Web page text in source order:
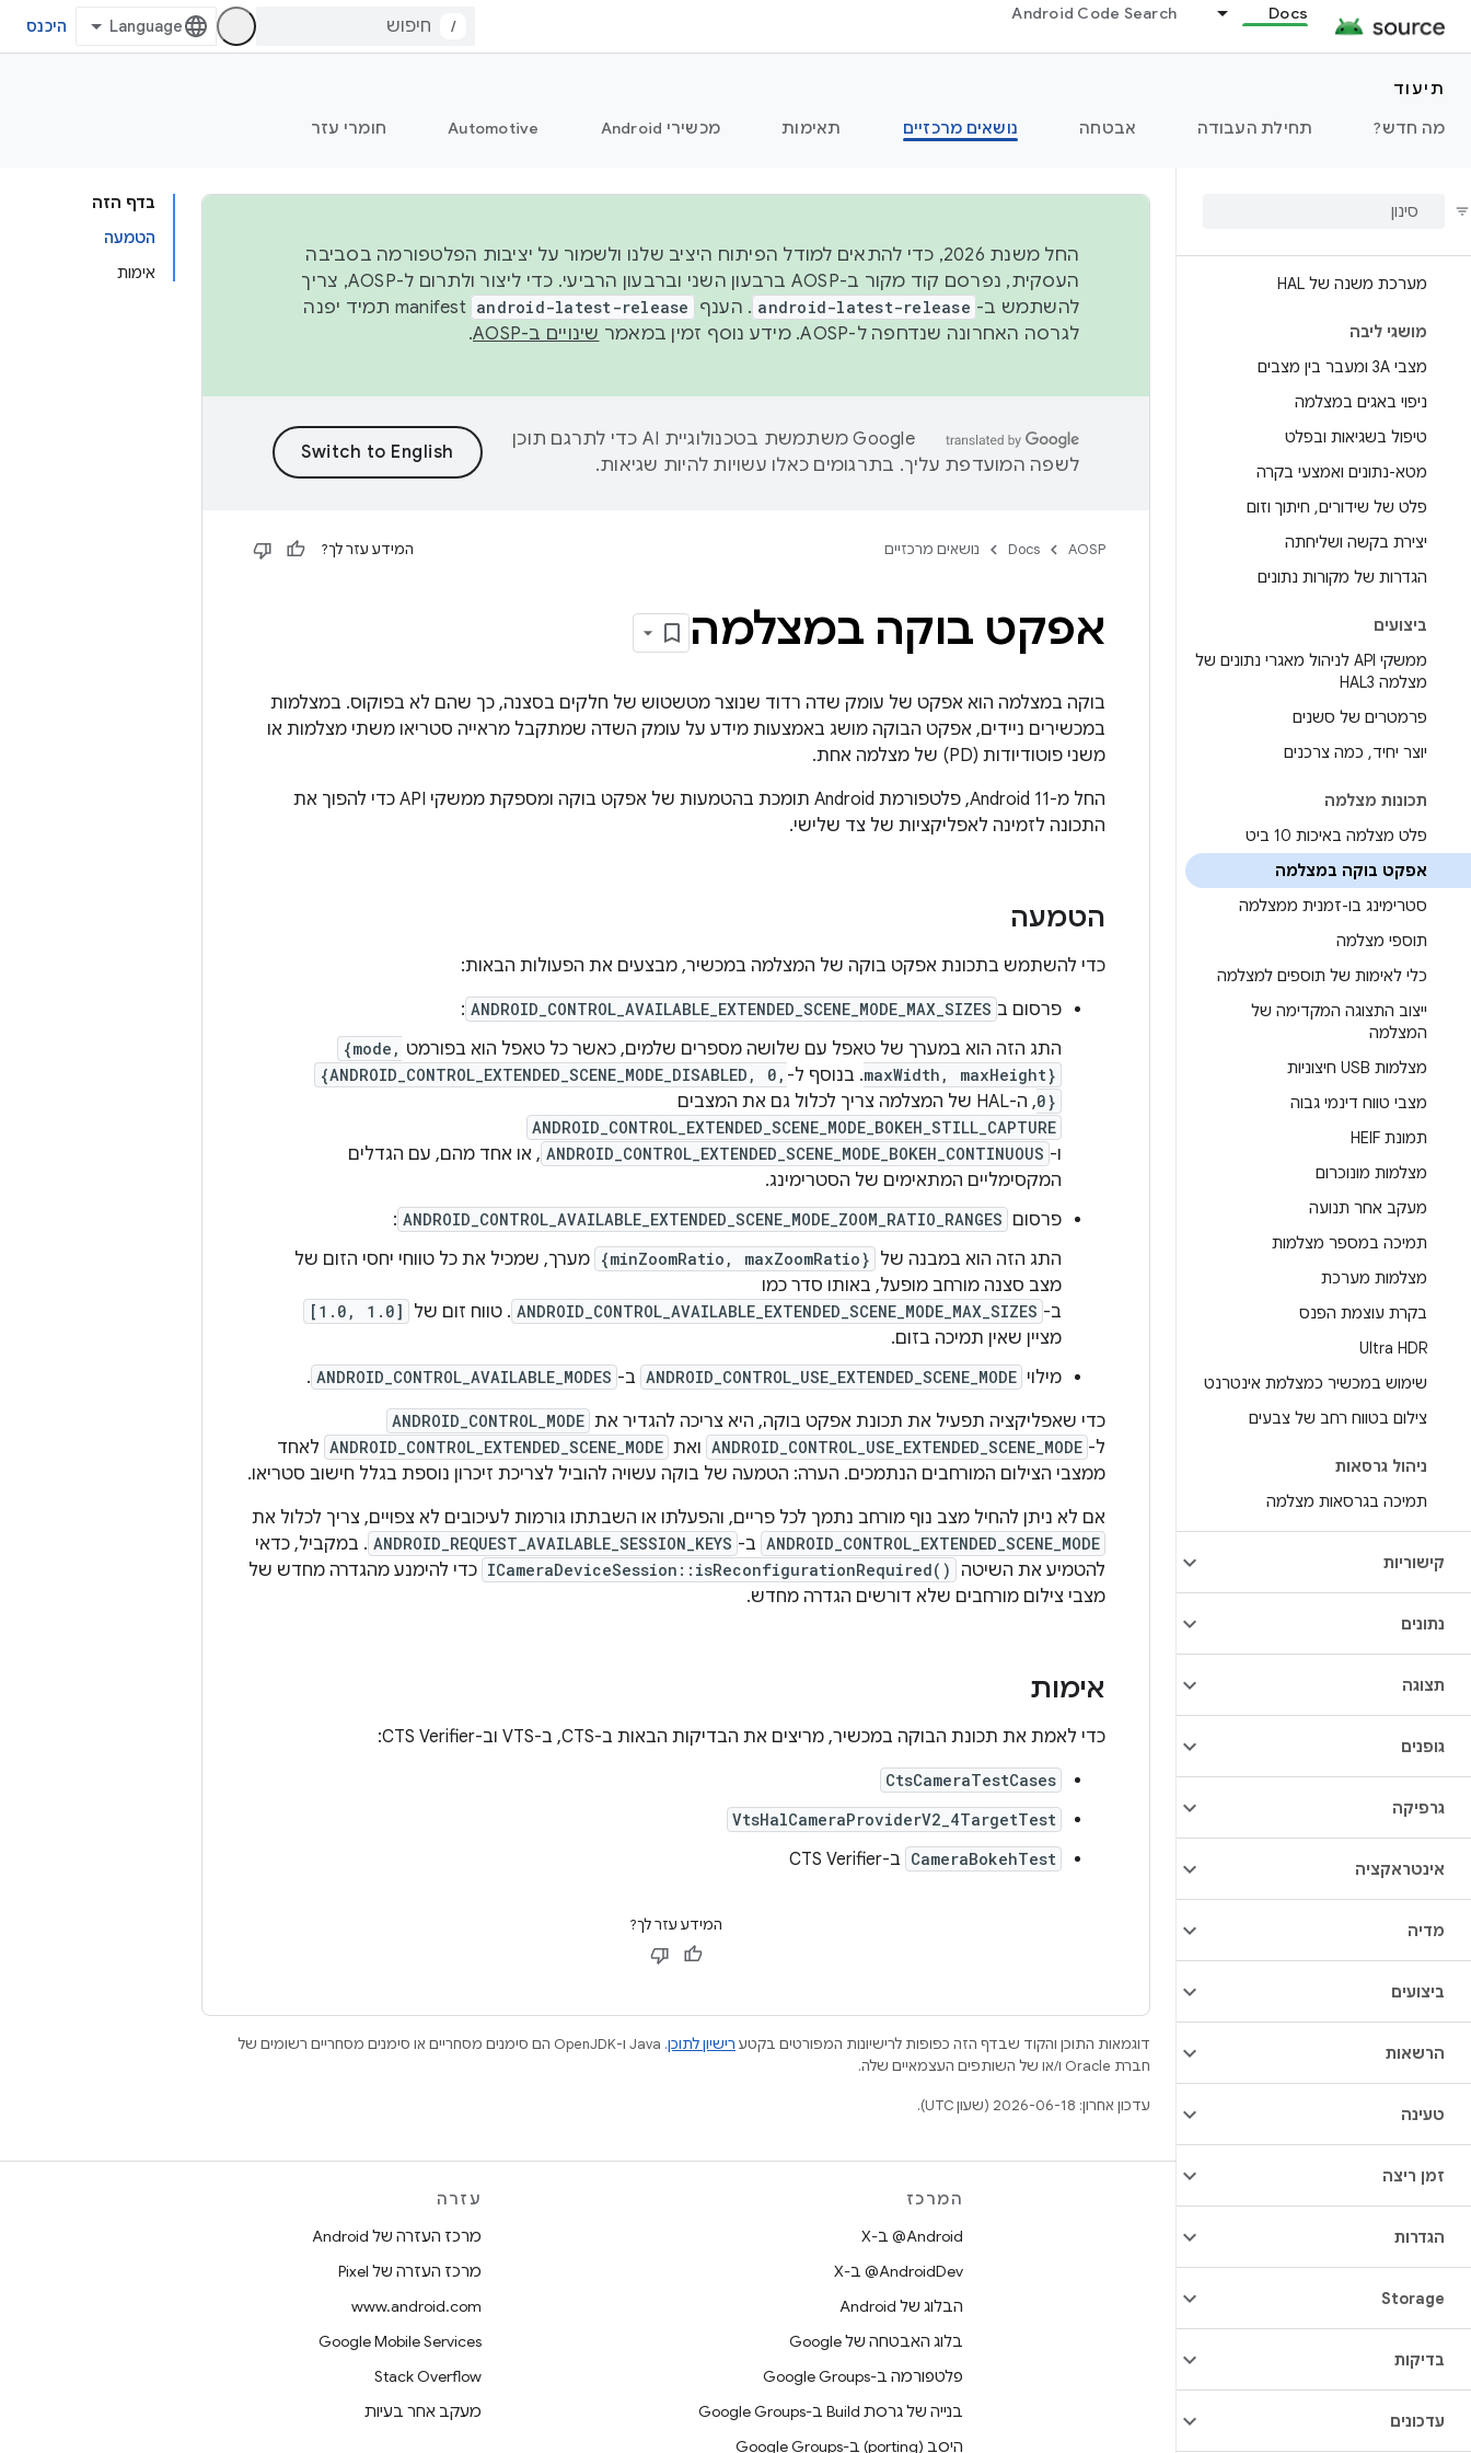
Docs
Android Code Search
/ היכנס
תיעוד
מה חדש?
תחילת העבודה אבטחה נושאים מרכזיים תאימות מכשירי Android Automotive חומרי עזר
מצלמה
ארכיטקטורה
מערכת משנה של HAL
מושגי ליבה
מצבי 3A ומעבר בין מצבים
ניפוי באגים במצלמה
טיפול בשגיאות ובפלט
מטא-נתונים ואמצעי בקרה
פלט של שידורים, חיתוך וזום
יצירת בקשה ושליחתה
הגדרות של מקורות נתונים
ביצועים
ממשקי API לניהול מאגרי נתונים של
מצלמה HAL3
פרמטרים של סשנים
יוצר יחיד, כמה צרכנים
תכונות מצלמה
פלט מצלמה באיכות 10 ביט
אפקט בוקה במצלמה
סטרימינג בו-זמנית ממצלמה
תוספי מצלמה
כלי לאימות של תוספים למצלמה
ייצוב התצוגה המקדימה של
המצלמה
מצלמות USB חיצוניות
מצבי טווח דינמי גבוה
תמונת HEIF
מצלמות מונוכרום
מעקב אחר תנועה
תמיכה במספר מצלמות
מצלמות מערכת
בקרת עוצמת הפנס
Ultra HDR
שימוש במכשיר כמצלמת אינטרנט
צילום בטווח רחב של צבעים
ניהול גרסאות
תמיכה בגרסאות מצלמה
קישוריות
נתונים
תצוגה
גופנים
גרפיקה
אינטראקציה
מדיה
ביצועים
הרשאות
טעינה
זמן ריצה
הגדרות
Storage
בדיקות
עדכונים
בדף הזה
הטמעה
אימות
החל משנת 2026, כדי להתאים למודל הפיתוח היציב שלנו ולשמור על יציבות הפלטפורמה בסביבה
העסקית, נפרסם קוד מקור ב-AOSP ברבעון השני וברבעון הרביעי. כדי ליצור ולתרום ל-AOSP, צריך
להשתמש ב- android-latest-release . הענף android-latest-release
manifest תמיד יפנה
לגרסה האחרונה שנדחפה ל-AOSP. מידע נוסף זמין במאמר
שינויים ב-AOSP .
‫Google משתמשת בטכנולוגיית AI כדי לתרגם תוכן
לשפה המועדפת עליך. בתרגומים כאלו עשויות להיות שגיאות.
AOSP
Docs נושאים מרכזיים המידע עזר לך?
אפקט בוקה במצלמה
בוקה במצלמה הוא אפקט של עומק שדה רדוד שנוצר מטשטוש של חלקים בסצנה, כך שהם לא בפוקוס. במצלמות
במכשירים ניידים, אפקט הבוקה מושג באמצעות מידע על עומק השדה שמתקבל מראייה סטריאו משתי מצלמות או
משני פוטודיודות (PD) של מצלמה אחת.
החל מ-Android 11, פלטפורמת Android תומכת בהטמעות של אפקט בוקה ומספקת ממשקי API כדי להפוך את
התכונה לזמינה לאפליקציות של צד שלישי.
הטמעה
כדי להשתמש בתכונת אפקט בוקה של המצלמה במכשיר, מבצעים את הפעולות הבאות:
פרסום ב ANDROID_CONTROL_AVAILABLE_EXTENDED_SCENE_MODE_MAX_SIZES
:
התג הזה הוא במערך של טאפל עם שלושה מספרים שלמים, כאשר כל טאפל הוא בפורמט {mode,
maxWidth, maxHeight}. בנוסף ל- {ANDROID_CONTROL_EXTENDED_SCENE_MODE_DISABLED, 0,
0}, ה-HAL של המצלמה צריך לכלול גם את המצבים
ANDROID_CONTROL_EXTENDED_SCENE_MODE_BOKEH_STILL_CAPTURE
ו- ANDROID_CONTROL_EXTENDED_SCENE_MODE_BOKEH_CONTINUOUS , או אחד מהם, עם הגדלים
המקסימליים המתאימים של הסטרימינג.
פרסום ANDROID_CONTROL_AVAILABLE_EXTENDED_SCENE_MODE_ZOOM_RATIO_RANGES
:
התג הזה הוא במבנה של {minZoomRatio, maxZoomRatio} מערך, שמכיל את כל טווחי יחסי הזום של
מצב סצנה מורחב מופעל, באותו סדר כמו
ב- ANDROID_CONTROL_AVAILABLE_EXTENDED_SCENE_MODE_MAX_SIZES . טווח זום של [1.0, 1.0]
מציין שאין תמיכה בזום.
מילוי ANDROID_CONTROL_USE_EXTENDED_SCENE_MODE ב- ANDROID_CONTROL_AVAILABLE_MODES
.
כדי שאפליקציה תפעיל את תכונת אפקט בוקה, היא צריכה להגדיר את ANDROID_CONTROL_MODE
ל- ANDROID_CONTROL_USE_EXTENDED_SCENE_MODE ואת ANDROID_CONTROL_EXTENDED_SCENE_MODE לאחד
ממצבי הצילום המורחבים הנתמכים. הערה: הטמעה של בוקה עשויה להוביל לצריכת זיכרון נוספת בגלל חישוב סטריאו.
אם לא ניתן להחיל מצב נוף מורחב נתמך לכל פריים, והפעלתו או השבתתו גורמות לעיכובים לא צפויים, צריך לכלול את
ANDROID_CONTROL_EXTENDED_SCENE_MODE ב- ANDROID_REQUEST_AVAILABLE_SESSION_KEYS . במקביל, כדאי
להטמיע את השיטה
ICameraDeviceSession::isReconfigurationRequired() כדי להימנע מהגדרה מחדש של
מצבי צילום מורחבים שלא דורשים הגדרה מחדש.
אימות
כדי לאמת את תכונת הבוקה במכשיר, מריצים את הבדיקות הבאות ב-CTS, ב-VTS וב-CTS Verifier:
CtsCameraTestCases
VtsHalCameraProviderV2_4TargetTest
CameraBokehTest ב-CTS Verifier
המידע עזר לך?
דוגמאות התוכן והקוד שבדף הזה כפופות לרישיונות המפורטים בקטע רישיון לתוכן
.‏ Java ו-OpenJDK הם סימנים מסחריים או סימנים מסחריים רשומים של
חברת Oracle ו/או של השותפים העצמאיים שלה.
עדכון אחרון: 2026-06-18 (שעון UTC).
מאגר Android
דרישות
להסבר על ההורדה
המרכז
‫‎@Android ב-X
‫‎@AndroidDev ב-X
הבלוג של Android
בלוג האבטחה של Google
פלטפורמה ב-Google Groups
בנייה של גרסת Build ב-Google Groups
היסב (porting) ב-Google Groups
עזרה
מרכז העזרה של Android
מרכז העזרה של Pixel
www.android.com
Google Mobile Services
Stack Overflow
מעקב אחר בעיות